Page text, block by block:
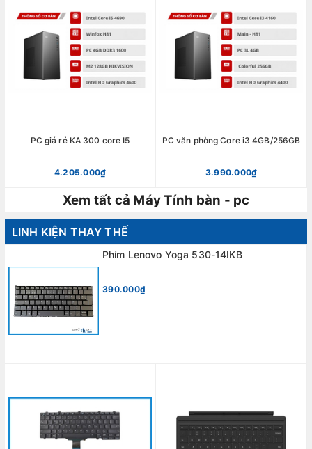
PC giá rẻ KA 300 core I5
4.205.000₫
PC văn phòng Core i3 4GB/256GB
3.990.000₫
Xem tất cả Máy Tính bàn - pc
LINH KIỆN THAY THẾ
Phím Lenovo Yoga 530-14IKB
390.000₫